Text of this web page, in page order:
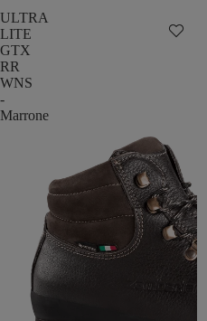
ULTRA
LITE
GTX
RR
WNS
-
Marrone